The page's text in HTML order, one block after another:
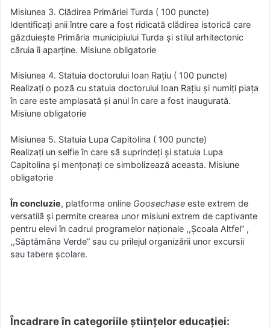
Misiunea 3. Clădirea Primăriei Turda ( 100 puncte)
Identificați anii între care a fost ridicată clădirea istorică care
găzduiește Primăria municipiului Turda și stilul arhitectonic
căruia îi aparține. Misiune obligatorie
Misiunea 4. Statuia doctorului Ioan Rațiu ( 100 puncte)
Realizați o poză cu statuia doctorului Ioan Rațiu și numiți piața
în care este amplasată și anul în care a fost inaugurată.
Misiune obligatorie
Misiunea 5. Statuia Lupa Capitolina ( 100 puncte)
Realizați un selfie în care să suprindeți și statuia Lupa
Capitolina și mențonați ce simbolizează aceasta. Misiune
obligatorie
În concluzie, platforma online Goosechase este extrem de
versatilă și permite crearea unor misiuni extrem de captivante
pentru elevi în cadrul programelor naționale ,,Școala Altfel” ,
,,Săptămâna Verde” sau cu prilejul organizării unor excursii
sau tabere școlare.
Încadrare în categoriile științelor educației: